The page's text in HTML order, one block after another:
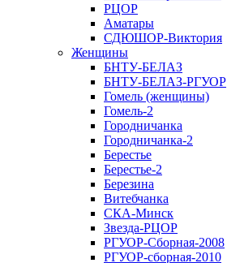
РЦОР
Аматары
СДЮШОР-Виктория
Женщины
БНТУ-БЕЛАЗ
БНТУ-БЕЛАЗ-РГУОР
Гомель (женщины)
Гомель-2
Городничанка
Городничанка-2
Берестье
Берестье-2
Березина
Витебчанка
СКА-Минск
Звезда-РЦОР
РГУОР-Сборная-2008
РГУОР-сборная-2010